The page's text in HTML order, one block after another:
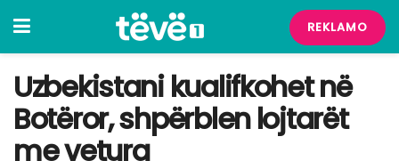
REKLAMO
Uzbekistani kualifkohet në
Botëror, shpërblen lojtarët
me vetura